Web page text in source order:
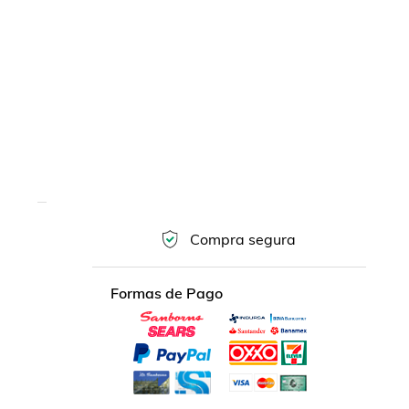
Compra segura
Formas de Pago